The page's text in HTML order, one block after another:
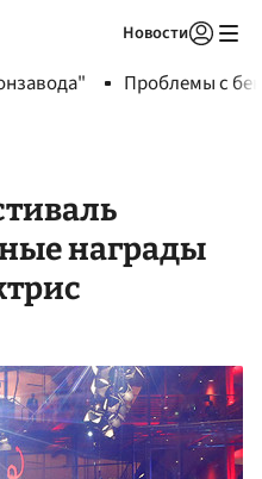
Новости
Проблемы с
награды